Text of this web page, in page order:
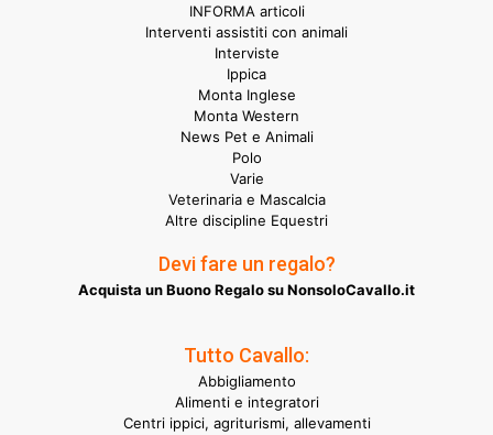
INFORMA articoli
Interventi assistiti con animali
Interviste
Ippica
Monta Inglese
Monta Western
News Pet e Animali
Polo
Varie
Veterinaria e Mascalcia
Altre discipline Equestri
Devi fare un regalo?
Acquista un Buono Regalo su NonsoloCavallo.it
Tutto Cavallo:
Abbigliamento
Alimenti e integratori
Centri ippici, agriturismi, allevamenti